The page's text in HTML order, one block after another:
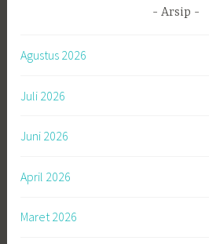
Arsip
Agustus 2026
Juli 2026
Juni 2026
April 2026
Maret 2026